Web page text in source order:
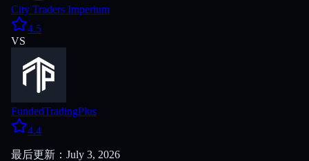
City Traders Imperium
4.5
VS
FundedTradingPlus
4.4
最后更新：July 3, 2026